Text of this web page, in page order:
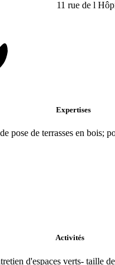
11 rue de l
Expertises
pose de terrasses en bois;
Activités
d'espaces verts- taille